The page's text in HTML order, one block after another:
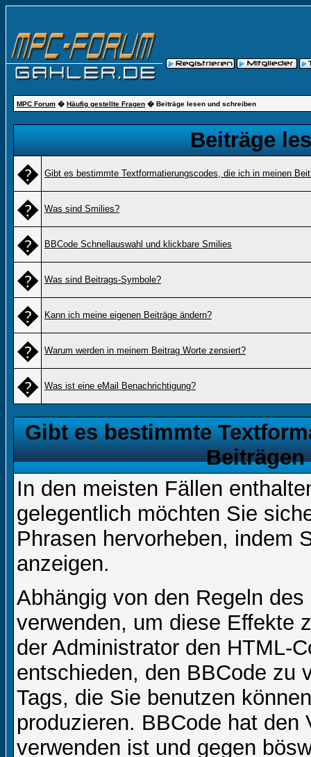
MPC Forum � Häufig gestellte Fragen � Beiträge lesen und schreiben
Beiträge
� Gibt es bestimmte Textformatierungscodes, die ich in meinen
� Was sind Smilies?
� BBCode Schnellauswahl und klickbare Smilies
� Was sind Beitrags-Symbole?
� Kann ich meine eigenen Beiträge ändern?
� Warum werden in meinem Beitrag Worte zensiert?
� Was ist eine eMail Benachrichtigung?
Gibt es bestimmte
Beiträgen
In den meisten Fällen
gelegentlich möchten Sie
Phrasen hervorheben, indem
anzeigen.
Abhängig von den Regeln
verwenden, um diese Effekte
der Administrator den HTML-
entschieden, den BBCode zu
Tags, die Sie benutzen
produzieren. BBCode hat
verwenden ist und gegen